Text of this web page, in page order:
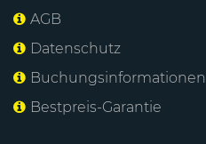
AGB
Datenschutz
Buchungsinformationen
Bestpreis-Garantie